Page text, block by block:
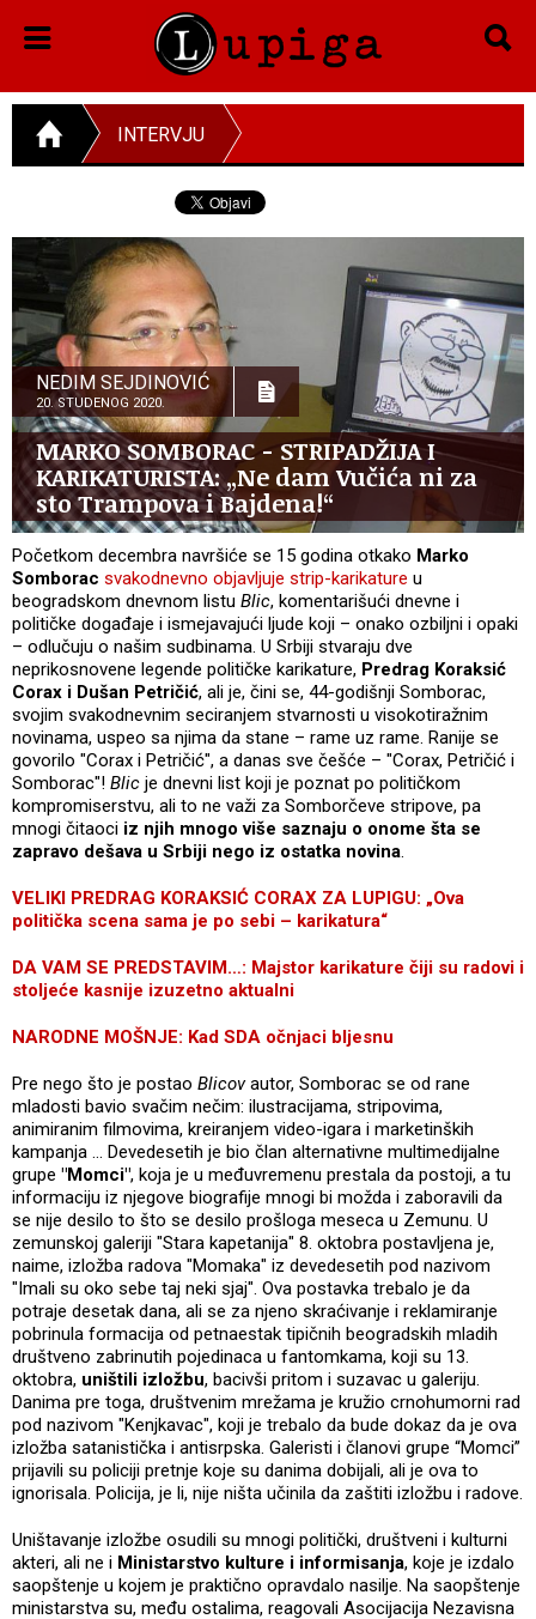
INTERVJU
NEDIM SEJDINOVIĆ
20. STUDENOG 2020.
MARKO SOMBORAC - STRIPADŽIJA I
KARIKATURISTA: „Ne dam Vučića ni za
sto Trampova i Bajdena!“
Početkom decembra navršiće se 15 godina otkako Marko
Somborac svakodnevno objavljuje strip-karikature u
beogradskom dnevnom listu Blic, komentarišući dnevne i
političke događaje i ismejavajući ljude koji – onako ozbiljni i opaki
– odlučuju o našim sudbinama. U Srbiji stvaraju dve
neprikosnovene legende političke karikature, Predrag Koraksić
Corax i Dušan Petričić, ali je, čini se, 44-godišnji Somborac,
svojim svakodnevnim seciranjem stvarnosti u visokotiražnim
novinama, uspeo sa njima da stane – rame uz rame. Ranije se
govorilo "Corax i Petričić", a danas sve češće – "Corax, Petričić i
Somborac"! Blic je dnevni list koji je poznat po političkom
kompromiserstvu, ali to ne važi za Somborčeve stripove, pa
mnogi čitaoci iz njih mnogo više saznaju o onome šta se
zapravo dešava u Srbiji nego iz ostatka novina.
VELIKI PREDRAG KORAKSIĆ CORAX ZA LUPIGU: „Ova
politička scena sama je po sebi – karikatura“
DA VAM SE PREDSTAVIM…: Majstor karikature čiji su radovi i
stoljeće kasnije izuzetno aktualni
NARODNE MOŠNJE: Kad SDA očnjaci bljesnu
Pre nego što je postao Blicovautor, Somborac se od rane
mladosti bavio svačim nečim: ilustracijama, stripovima,
animiranim filmovima, kreiranjem video-igara i marketinških
kampanja ... Devedesetih je bio član alternativne multimedijalne
grupe "Momci", koja je u međuvremenu prestala da postoji, a tu
informaciju iz njegove biografije mnogi bi možda i zaboravili da
se nije desilo to što se desilo prošloga meseca u Zemunu. U
zemunskoj galeriji "Stara kapetanija" 8. oktobra postavljena je,
naime, izložba radova "Momaka" iz devedesetih pod nazivom
"Imali su oko sebe taj neki sjaj". Ova postavka trebalo je da
potraje desetak dana, ali se za njeno skraćivanje i reklamiranje
pobrinula formacija od petnaestak tipičnih beogradskih mladih
društveno zabrinutih pojedinaca u fantomkama, koji su 13.
oktobra, uništili izložbu, bacivši pritom i suzavac u galeriju.
Danima pre toga, društvenim mrežama je kružio crnohumorni rad
pod nazivom "Kenjkavac", koji je trebalo da bude dokaz da je ova
izložba satanistička i antisrpska. Galeristi i članovi grupe “Momci”
prijavili su policiji pretnje koje su danima dobijali, ali je ova to
ignorisala. Policija, je li, nije ništa učinila da zaštiti izložbu i radove.
Uništavanje izložbe osudili su mnogi politički, društveni i kulturni
akteri, ali ne i Ministarstvo kulture i informisanja, koje je izdalo
saopštenje u kojem je praktično opravdalo nasilje. Na saopštenje
ministarstva su, među ostalima, reagovali Asocijacija Nezavisna